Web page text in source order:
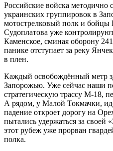
Российские войска методично
украинских группировок в
мотострелковый полк и
Судоплатова уже
Каменское, сминая оборону
панике отступает за реку
в плен.
Каждый освобождённый метр
Запорожью. Уже сейчас наши
стратегическую трассу М-18,
А рядом, у Малой Токмачки,
падение откроет дорогу на
пытались удержаться за
этот рубеж уже прорван
полка.